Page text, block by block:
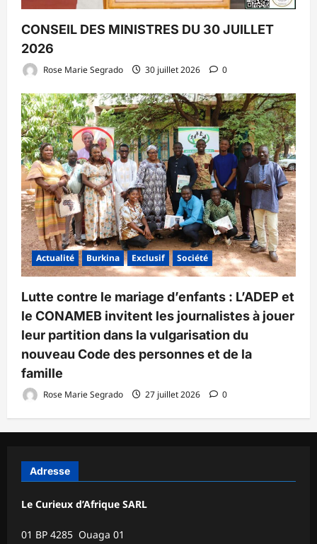
CONSEIL DES MINISTRES DU 30 JUILLET
2026
Rose Marie Segrado 30 juillet 2026 0
Actualité Burkina Exclusif Société
Lutte contre le mariage d’enfants : L’ADEP et
le CONAMEB invitent les journalistes à jouer
leur partition dans la vulgarisation du
nouveau Code des personnes et de la
famille
Rose Marie Segrado 27 juillet 2026 0
Adresse
Le Curieux d’Afrique SARL
01 BP 4285 Ouaga 01